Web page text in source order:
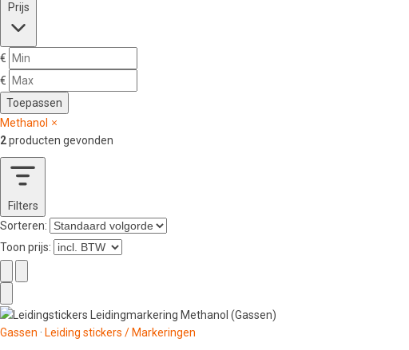
Prijs
€
€
Toepassen
Methanol
2producten gevonden
Filters
Sorteren:
Toon prijs:
Gassen · Leiding stickers / Markeringen